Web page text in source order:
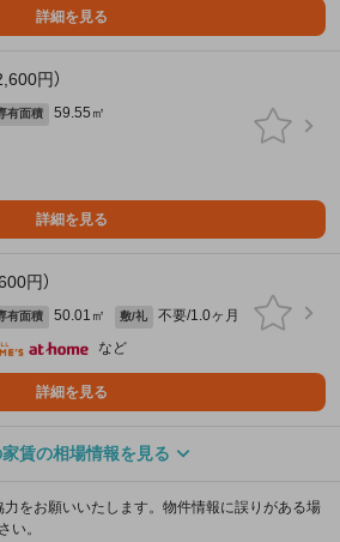
詳細を見る
円）
有面積 59.55㎡
詳細を見る
円）
有面積 50.01㎡ 敷/礼
不要/1.0ヶ月
など
詳細を見る
家賃の相場情報を見る
をお願いいたします。物件情報に誤りがある場
い。